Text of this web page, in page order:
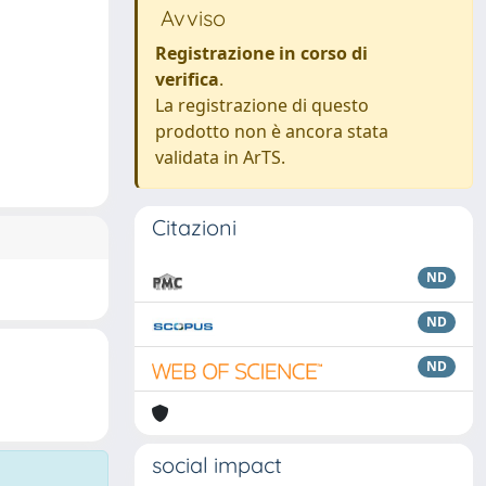
Avviso
Registrazione in corso di
verifica.
La registrazione di questo
prodotto non è ancora stata
validata in ArTS.
Citazioni
ND
ND
ND
social impact